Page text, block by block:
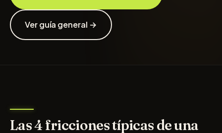
Ver guía general →
Las 4 fricciones típicas de una